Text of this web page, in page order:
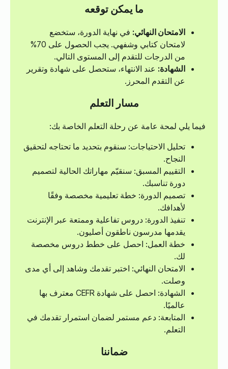
ما يمكن توقعه
الامتحان النهائي: في نهاية الدورة، ستخضع
لامتحان كتابي وشفهي. يجب الحصول على 70%
من الدرجات للتقدم إلى المستوى التالي.
الشهادة: عند الانتهاء، ستحصل على شهادة وتقرير
عن التقدم المحرز.
مسار التعلم
فيما يلي لمحة عامة عن رحلة التعلم الخاصة بك:
تحليل الاحتياجات: سنقوم بتحديد ما تحتاجه لتحقيق
النجاح.
التقييم المسبق: سنقيّم مهاراتك الحالية لتصميم
دورة تناسبك.
تصميم الدورة: خطة تعليمية مخصصة وفقًا
لأهدافك.
تنفيذ الدورة: دروس تفاعلية وممتعة عبر الإنترنت
يقدمها مدرسون ناطقون أصليون.
خطة العمل: احصل على خطط دروس مخصصة
لك.
الامتحان النهائي: اختبر تقدمك وشاهد إلى أي مدى
وصلت.
الشهادة: احصل على شهادة CEFR معترف بها
عالميًا.
المتابعة: دعم مستمر لضمان استمرار تقدمك في
التعلم.
ضماننا